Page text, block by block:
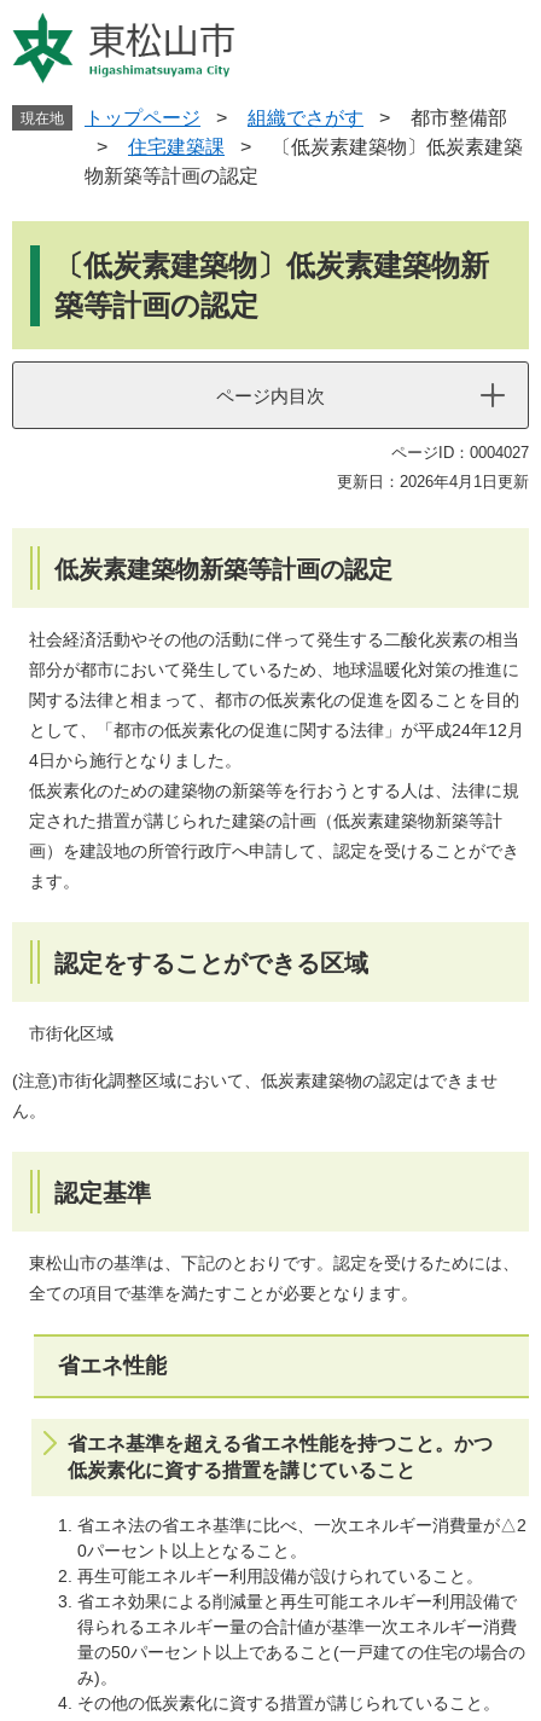
ー
ジ
ニ
ュ
現在地 トップページ > 組織でさがす >
都市整備部
>
住宅建築課 >
〔低炭素建築物〕低炭素建築
物新築等計画の認定
〔低炭素建築物〕低炭素建築物新
築等計画の認定
ページ内目次
ページID：0004027
更新日：2026年4月1日更新
低炭素建築物新築等計画の認定
社会経済活動やその他の活動に伴って発生する二酸化炭素の相当
部分が都市において発生しているため、地球温暖化対策の推進に
関する法律と相まって、都市の低炭素化の促進を図ることを目的
として、「都市の低炭素化の促進に関する法律」が平成24年12月
4日から施行となりました。
低炭素化のための建築物の新築等を行おうとする人は、法律に規
定された措置が講じられた建築の計画（低炭素建築物新築等計
画）を建設地の所管行政庁へ申請して、認定を受けることができ
ます。
認定をすることができる区域
市街化区域
(注意)市街化調整区域において、低炭素建築物の認定はできませ
ん。
認定基準
東松山市の基準は、下記のとおりです。認定を受けるためには、
全ての項目で基準を満たすことが必要となります。
省エネ性能
省エネ基準を超える省エネ性能を持つこと。かつ
低炭素化に資する措置を講じていること
省エネ法の省エネ基準に比べ、一次エネルギー消費量が△2
0パーセント以上となること。
再生可能エネルギー利用設備が設けられていること。
省エネ効果による削減量と再生可能エネルギー利用設備で
得られるエネルギー量の合計値が基準一次エネルギー消費
量の50パーセント以上であること(一戸建ての住宅の場合の
み)。
その他の低炭素化に資する措置が講じられていること。